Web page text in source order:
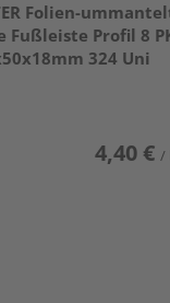
Folien-
Fußleiste Profil 8
324 Uni
4,40 € /